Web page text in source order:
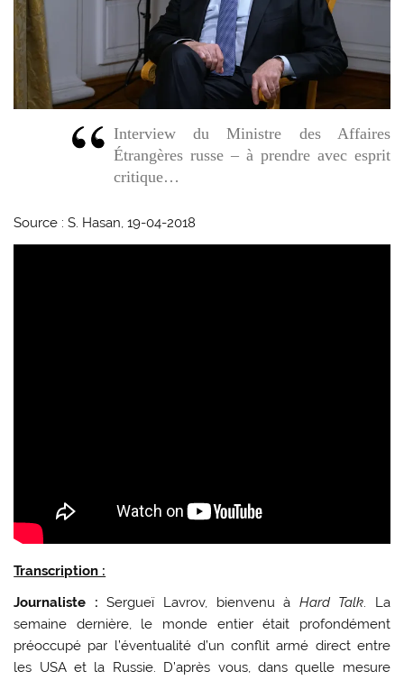
Interview du Ministre des Affaires
Étrangères russe – à prendre avec esprit
critique…
Source :S. Hasan, 19-04-2018
Transcription :
Journaliste :Sergueï Lavrov, bienvenu à Hard Talk. La
semaine dernière, le monde entier était profondément
préoccupé par l’éventualité d’un conflit armé direct entre
les USA et la Russie. D’après vous, dans quelle mesure